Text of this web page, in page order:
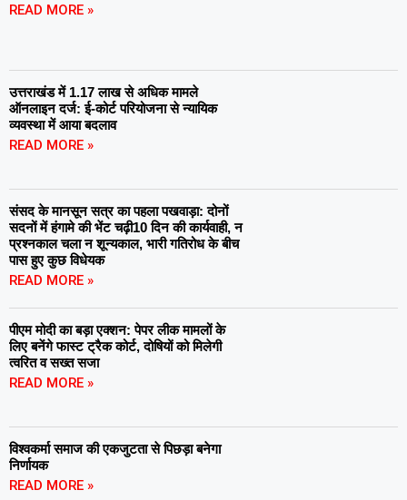
READ MORE »
उत्तराखंड में 1.17 लाख से अधिक मामले
ऑनलाइन दर्ज: ई-कोर्ट परियोजना से न्यायिक
व्यवस्था में आया बदलाव
READ MORE »
संसद के मानसून सत्र का पहला पखवाड़ा: दोनों
सदनों में हंगामे की भेंट चढ़ी10 दिन की कार्यवाही, न
प्रश्नकाल चला न शून्यकाल, भारी गतिरोध के बीच
पास हुए कुछ विधेयक
READ MORE »
पीएम मोदी का बड़ा एक्शन: पेपर लीक मामलों के
लिए बनेंगे फास्ट ट्रैक कोर्ट, दोषियों को मिलेगी
त्वरित व सख्त सजा
READ MORE »
विश्वकर्मा समाज की एकजुटता से पिछड़ा बनेगा
निर्णायक
READ MORE »